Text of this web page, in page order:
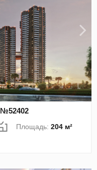
№52402
Площадь:204 м²